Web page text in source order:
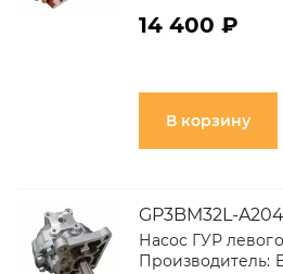
14 400 ₽
В корзину
GP3BM32L-
Насос ГУР
Производитель: